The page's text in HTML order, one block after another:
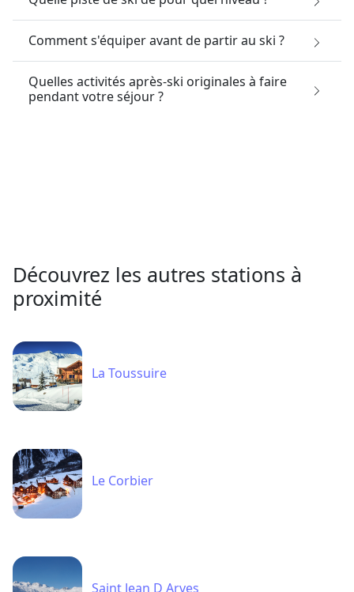
Comment s'équiper avant de partir au ski ?
Quelles activités après-ski originales à faire
pendant votre séjour ?
Découvrez les autres stations à
proximité
La Toussuire
Le Corbier
Saint Jean D Arves